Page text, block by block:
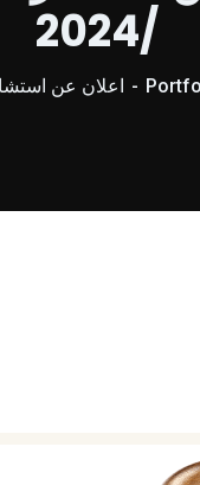
/2024
اعلان عن استشارة